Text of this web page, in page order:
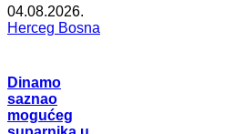
04.08.2026.
Herceg Bosna
Dinamo
saznao
mogućeg